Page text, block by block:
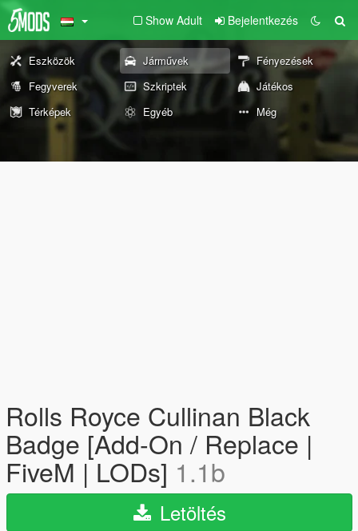
Show Adult Bejelentkezés
Eszközök Járművek
Fényezések
Fegyverek
Szkriptek
Játékos
Térképek
Egyéb Még
Rolls Royce Cullinan Black
Badge [Add-On / Replace |
FiveM | LODs] 1.1b
Letöltés